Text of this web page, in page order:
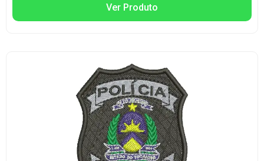
Ver Produto